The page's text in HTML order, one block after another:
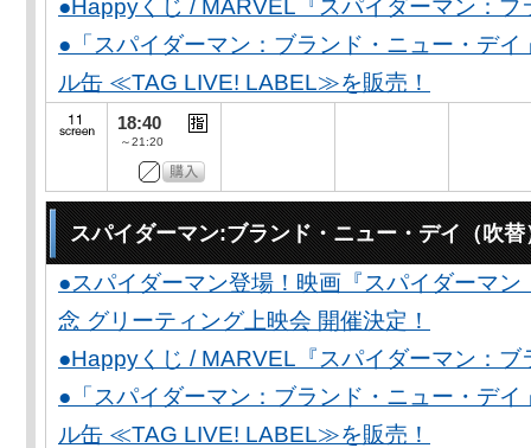
●Happyくじ / MARVEL『スパイダーマン：
●「スパイダーマン：ブランド・ニュー・デ
ル缶 ≪TAG LIVE! LABEL≫を販売！
18:40
～21:20
スパイダーマン:ブランド・ニュー・デイ（吹替
●スパイダーマン登場！映画『スパイダーマ
念 グリーティング上映会 開催決定！
●Happyくじ / MARVEL『スパイダーマン：
●「スパイダーマン：ブランド・ニュー・デ
ル缶 ≪TAG LIVE! LABEL≫を販売！